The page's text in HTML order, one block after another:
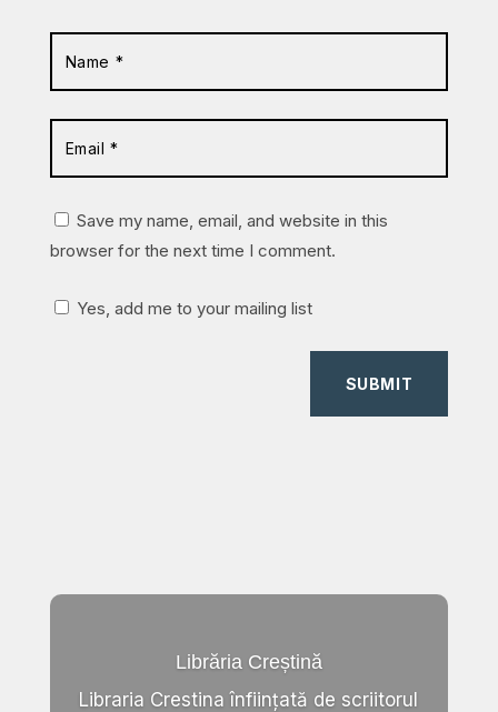
Save my name, email, and website in this
browser for the next time I comment.
Yes, add me to your mailing list
SUBMIT
Librăria Creștină
Libraria Crestina înființată de scriitorul